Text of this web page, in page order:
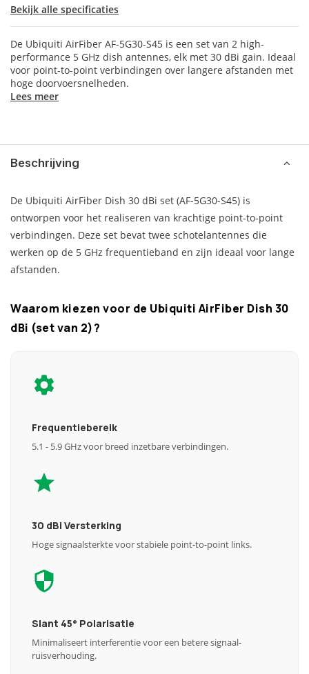
Bekijk alle specificaties
De Ubiquiti AirFiber AF-5G30-S45 is een set van 2 high-
performance 5 GHz dish antennes, elk met 30 dBi gain. Ideaal
voor point-to-point verbindingen over langere afstanden met
hoge doorvoersnelheden.
Lees meer
Beschrijving
De Ubiquiti AirFiber Dish 30 dBi set (AF-5G30-S45) is
ontworpen voor het realiseren van krachtige point-to-point
verbindingen. Deze set bevat twee schotelantennes die
werken op de 5 GHz frequentieband en zijn ideaal voor lange
afstanden.
Waarom kiezen voor de Ubiquiti AirFiber Dish 30
dBi (set van 2)?
Frequentiebereik
5.1 - 5.9 GHz voor breed inzetbare verbindingen.
30 dBi Versterking
Hoge signaalsterkte voor stabiele point-to-point links.
Slant 45° Polarisatie
Minimaliseert interferentie voor een betere signaal-
ruisverhouding.